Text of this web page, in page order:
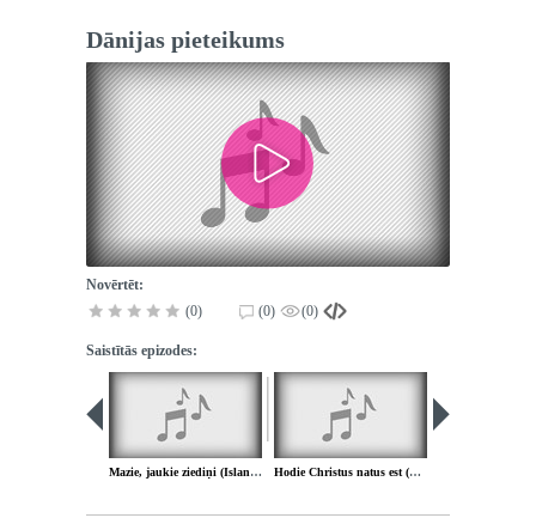
Dānijas pieteikums
Novērtēt:
(0)
(0) (0)
Saistītās epizodes:
Mazie, jaukie ziediņi (Islande) Hodie Christus natus est (Dānija)